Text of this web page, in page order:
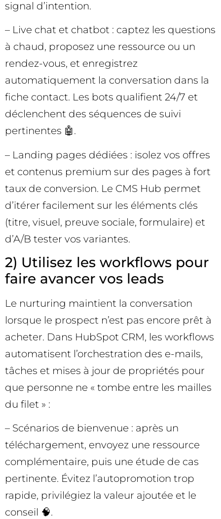
signal d’intention.
– Live chat et chatbot : captez les questions
à chaud, proposez une ressource ou un
rendez-vous, et enregistrez
automatiquement la conversation dans la
fiche contact. Les bots qualifient 24/7 et
déclenchent des séquences de suivi
pertinentes 🤖.
– Landing pages dédiées : isolez vos offres
et contenus premium sur des pages à fort
taux de conversion. Le CMS Hub permet
d’itérer facilement sur les éléments clés
(titre, visuel, preuve sociale, formulaire) et
d’A/B tester vos variantes.
2) Utilisez les workflows pour
faire avancer vos leads
Le nurturing maintient la conversation
lorsque le prospect n’est pas encore prêt à
acheter. Dans HubSpot CRM, les workflows
automatisent l’orchestration des e-mails,
tâches et mises à jour de propriétés pour
que personne ne « tombe entre les mailles
du filet » :
– Scénarios de bienvenue : après un
téléchargement, envoyez une ressource
complémentaire, puis une étude de cas
pertinente. Évitez l’autopromotion trop
rapide, privilégiez la valeur ajoutée et le
conseil 🧠.